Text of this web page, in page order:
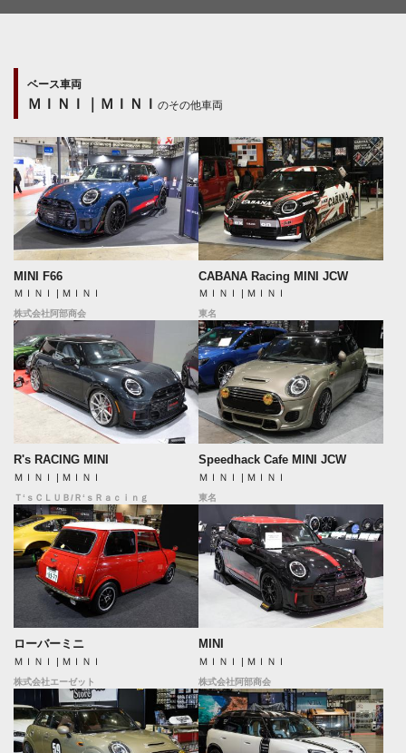
ベース車両
ＭＩＮＩ｜ＭＩＮＩ のその他車両
MINI F66
ＭＩＮＩ | ＭＩＮＩ
株式会社阿部商会
CABANA Racing MINI JCW
ＭＩＮＩ | ＭＩＮＩ
東名
R's RACING MINI
ＭＩＮＩ | ＭＩＮＩ
Ｔ‘ｓＣＬＵＢ/Ｒ‘ｓＲａｃｉｎｇ
Speedhack Cafe MINI JCW
ＭＩＮＩ | ＭＩＮＩ
東名
ローバーミニ
ＭＩＮＩ | ＭＩＮＩ
株式会社エーゼット
MINI
ＭＩＮＩ | ＭＩＮＩ
株式会社阿部商会